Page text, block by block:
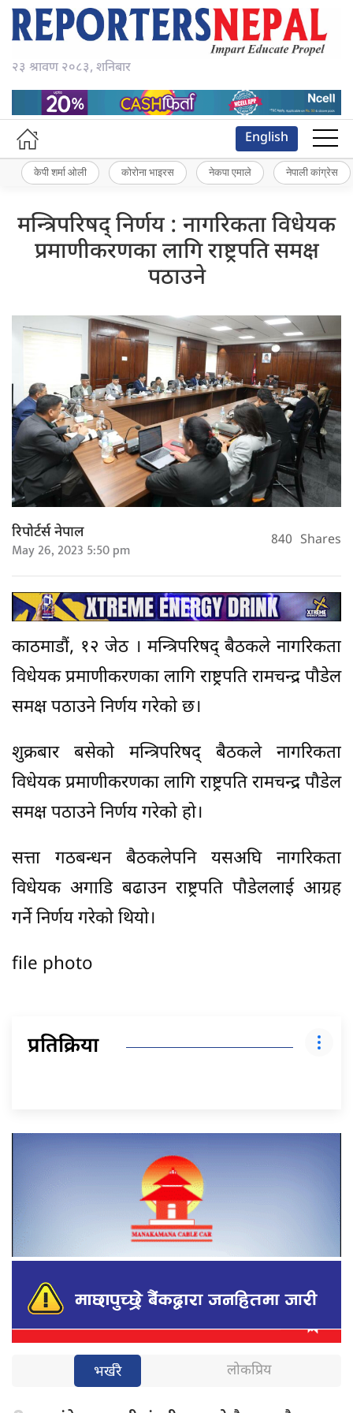
२३ श्रावण २०८३, शनिबार
English
केपी शर्मा ओली कोरोना भाइरस नेकपा एमाले नेपाली कांग्रेस
मन्त्रिपरिषद् निर्णय : नागरिकता विधेयक
प्रमाणीकरणका लागि राष्ट्रपति समक्ष
पठाउने
रिपोर्टर्स नेपाल
May 26, 2023 5:50 pm 840 Shares
काठमाडौं, १२ जेठ । मन्त्रिपरिषद् बैठकले नागरिकता
विधेयक प्रमाणीकरणका लागि राष्ट्रपति रामचन्द्र पौडेल
समक्ष पठाउने निर्णय गरेको छ।
शुक्रबार बसेको मन्त्रिपरिषद् बैठकले नागरिकता
विधेयक प्रमाणीकरणका लागि राष्ट्रपति रामचन्द्र पौडेल
समक्ष पठाउने निर्णय गरेको हो।
सत्ता गठबन्धन बैठकलेपनि यसअघि नागरिकता
विधेयक अगाडि बढाउन राष्ट्रपति पौडेललाई आग्रह
गर्ने निर्णय गरेको थियो।
file photo
प्रतिक्रिया
भर्खरै लोकप्रिय